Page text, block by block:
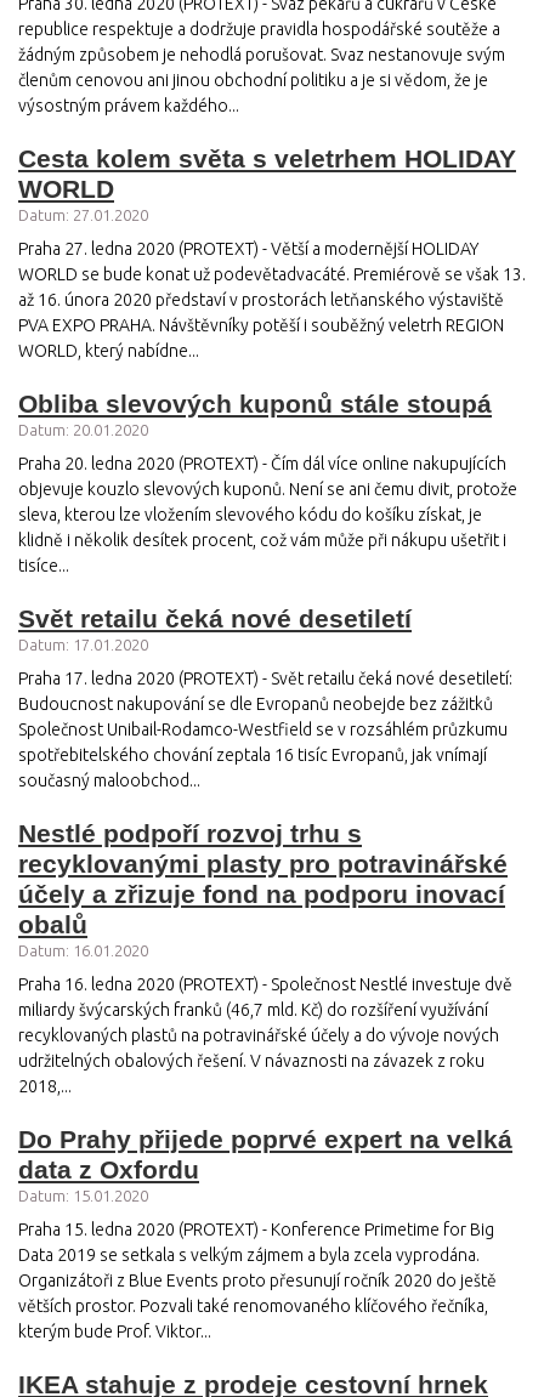
republice respektuje a dodržuje pravidla hospodářské soutěže a
žádným způsobem je nehodlá porušovat. Svaz nestanovuje svým
členům cenovou ani jinou obchodní politiku a je si vědom, že je
výsostným právem každého...
Cesta kolem světa s veletrhem HOLIDAY
WORLD
Datum: 27.01.2020
Praha 27. ledna 2020 (PROTEXT) - Větší a modernější HOLIDAY
WORLD se bude konat už podevětadvacáté. Premiérově se však 13.
až 16. února 2020 představí v prostorách letňanského výstaviště
PVA EXPO PRAHA. Návštěvníky potěší i souběžný veletrh REGION
WORLD, který nabídne...
Obliba slevových kuponů stále stoupá
Datum: 20.01.2020
Praha 20. ledna 2020 (PROTEXT) - Čím dál více online nakupujících
objevuje kouzlo slevových kuponů. Není se ani čemu divit, protože
sleva, kterou lze vložením slevového kódu do košíku získat, je
klidně i několik desítek procent, což vám může při nákupu ušetřit i
tisíce...
Svět retailu čeká nové desetiletí
Datum: 17.01.2020
Praha 17. ledna 2020 (PROTEXT) - Svět retailu čeká nové desetiletí:
Budoucnost nakupování se dle Evropanů neobejde bez zážitků
Společnost Unibail-Rodamco-Westfield se v rozsáhlém průzkumu
spotřebitelského chování zeptala 16 tisíc Evropanů, jak vnímají
současný maloobchod...
Nestlé podpoří rozvoj trhu s
recyklovanými plasty pro potravinářské
účely a zřizuje fond na podporu inovací
obalů
Datum: 16.01.2020
Praha 16. ledna 2020 (PROTEXT) - Společnost Nestlé investuje dvě
miliardy švýcarských franků (46,7 mld. Kč) do rozšíření využívání
recyklovaných plastů na potravinářské účely a do vývoje nových
udržitelných obalových řešení. V návaznosti na závazek z roku
2018,...
Do Prahy přijede poprvé expert na velká
data z Oxfordu
Datum: 15.01.2020
Praha 15. ledna 2020 (PROTEXT) - Konference Primetime for Big
Data 2019 se setkala s velkým zájmem a byla zcela vyprodána.
Organizátoři z Blue Events proto přesunují ročník 2020 do ještě
větších prostor. Pozvali také renomovaného klíčového řečníka,
kterým bude Prof. Viktor...
IKEA stahuje z prodeje cestovní hrnek